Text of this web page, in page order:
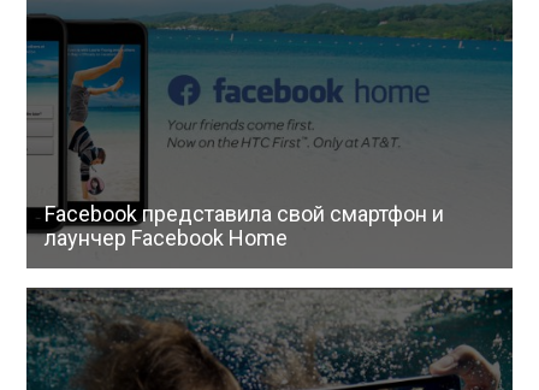
Facebook представила свой смартфон и
лаунчер Facebook Home